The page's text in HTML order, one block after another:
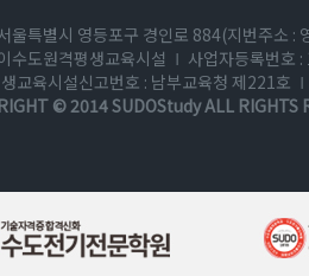
울특별시 영등포구 경인로 884(지번주소
수도원격평생교육시설
사업자등록번호
교육시설신고번호 : 남부교육청 제221호
© 2014SUDOStudyALL RIGHTS